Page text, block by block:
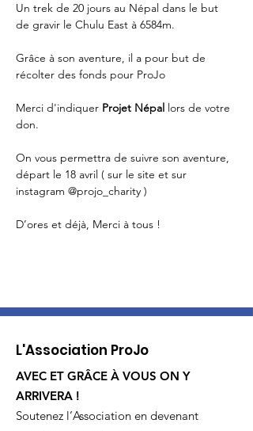
Un trek de 20 jours au Népal dans le but
de gravir le Chulu East à 6584m.
Grâce à son aventure, il a pour but de
récolter des fonds pour ProJo
Merci d'indiquer Projet Népal lors de votre
don.
On vous permettra de suivre son aventure,
départ le 18 avril ( sur le site et sur
instagram @projo_charity )
D’ores et déjà, Merci à tous !
L'Association ProJo
AVEC ET GRÂCE À VOUS ON Y
ARRIVERA !
Soutenez l’Association en devenant